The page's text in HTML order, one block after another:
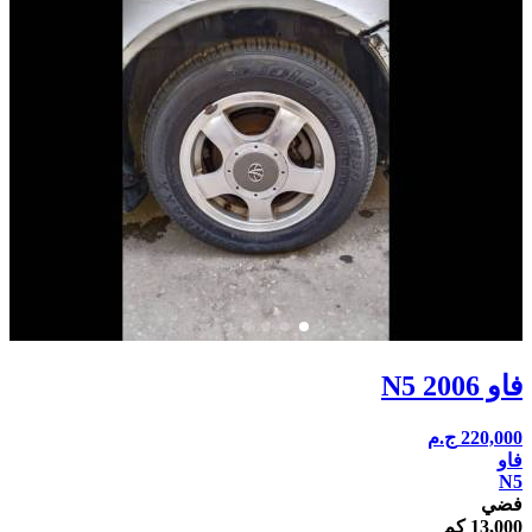
فاو N5 2006
220,000 ج.م
فاو
N5
فضي
13,000 كم